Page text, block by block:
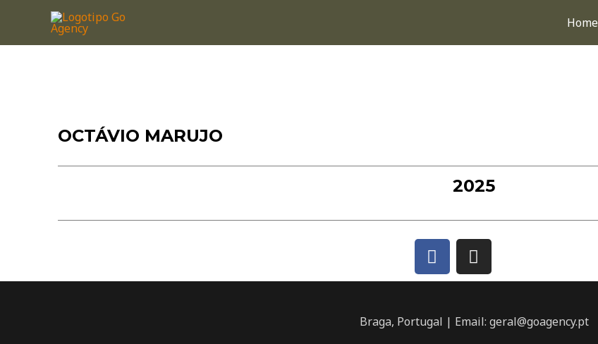
Home
OCTÁVIO MARUJO
2025
Braga, Portugal | Email: geral@goagency.pt